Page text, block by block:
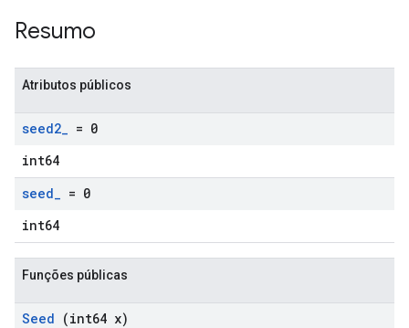
Resumo
Atributos públicos
seed2_ = 0
int64
seed_ = 0
int64
Funções públicas
Seed (int64 x)